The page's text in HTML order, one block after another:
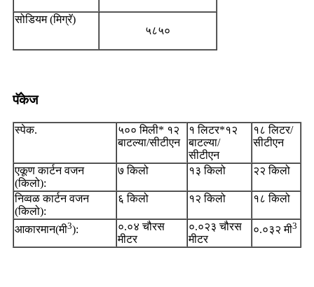
सोडियम (मिग्रॅ)
५८५०
पॅकेज
स्पेक.
५०० मिली* १२
बाटल्या/सीटीएन
१ लिटर*१२
बाटल्या/
सीटीएन
१८ लिटर/
सीटीएन
एकूण कार्टन वजन
(किलो):
७ किलो १३ किलो २२ किलो
निव्वळ कार्टन वजन
(किलो):
६ किलो १२ किलो १८ किलो
आकारमान(मी3):
०.०४ चौरस
मीटर
०.०२३ चौरस
मीटर
०.०३२ मी3